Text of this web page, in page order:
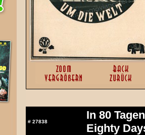
# 27838
In 80
Eighty